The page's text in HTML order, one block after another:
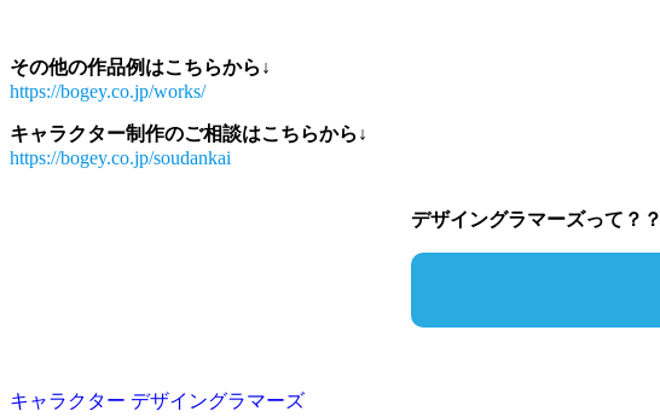
その他の作品例はこちらから↓
https://bogey.co.jp/works/
キャラクター制作のご相談はこちらから↓
https://bogey.co.jp/soudankai
デザイングラマーズって？？
キャラクター デザイングラマーズ